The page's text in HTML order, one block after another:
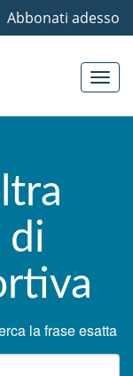
Abbonati adesso
di
la frase esatta